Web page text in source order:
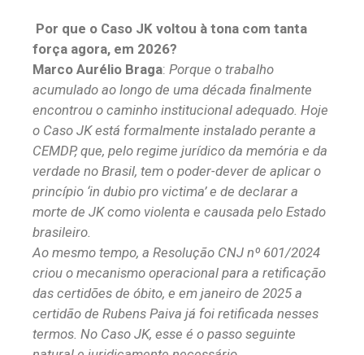
Por que o Caso JK voltou à tona com tanta
força agora, em 2026?
Marco Aurélio Braga: Porque o trabalho
acumulado ao longo de uma década finalmente
encontrou o caminho institucional adequado. Hoje
o Caso JK está formalmente instalado perante a
CEMDP, que, pelo regime jurídico da memória e da
verdade no Brasil, tem o poder-dever de aplicar o
princípio ‘in dubio pro victima’ e de declarar a
morte de JK como violenta e causada pelo Estado
brasileiro.
Ao mesmo tempo, a Resolução CNJ nº 601/2024
criou o mecanismo operacional para a retificação
das certidões de óbito, e em janeiro de 2025 a
certidão de Rubens Paiva já foi retificada nesses
termos. No Caso JK, esse é o passo seguinte